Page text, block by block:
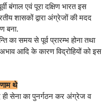
बंगाल एवं पूरा दक्षिण भारत इस
शासकों द्वारा अंग्रेजों की मदद
बना.
का समय से पूर्व प्रारम्भ होना तथा
आदि के कारण विद्रोहियों को इस
थे
ही सेना का पुनर्गठन कर अंग्रेज व